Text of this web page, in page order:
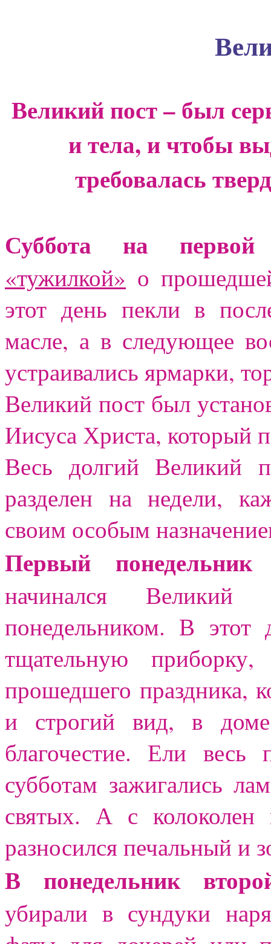
Великий пост – был
и тела, и чтобы
требовалась
Суббота на первой
«тужилкой» о
этот день пекли в
масле, а в следующее
устраивались ярмарки,
Великий пост был
Иисуса Христа, который
Весь долгий Великий
разделен на недели,
своим особым
Первый понедельник
начинался Великий
понедельником. В этот
тщательную
прошедшего праздника,
и строгий вид, в доме
благочестие. Ели
субботам зажигались
святых. А с
разносился печальный и
В понедельник
убирали в сундуки